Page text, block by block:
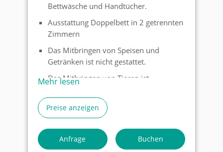
Bettwäsche und Handtücher.
Ausstattung Doppelbett in 2 getrennten
Zimmern
Das Mitbringen von Speisen und
Getränken ist nicht gestattet.
Das Mitbringen von Tieren ist
Ausnahmefällen nach Absprache
möglich.
Auf den Zimmern gibt es keinen TV,
allerdings im Aufenthaltsraum
Mehr lesen
Preise anzeigen
Anfrage Buchen